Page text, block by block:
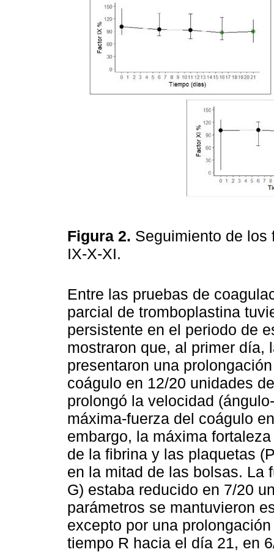
Figura 2. Seguimiento de los
IX-X-XI.
Entre las pruebas de
parcial de tromboplastina
persistente en el periodo de
mostraron que, al primer día,
presentaron una
coágulo en 12/20 unidades
prolongó la velocidad
máxima-fuerza del coágulo
embargo, la máxima
de la fibrina y las plaquetas
en la mitad de las bolsas. La
G) estaba reducido en 7/20
parámetros se mantuvieron
excepto por una
tiempo R hacia el día 21, en